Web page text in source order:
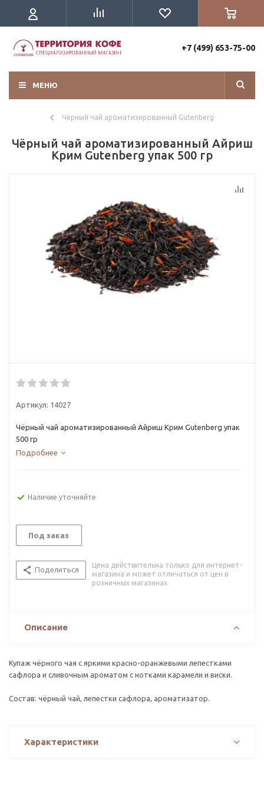
+7 (499) 653-75-00
МЕНЮ
Чёрный чай ароматизированный Gutenberg
Чёрный чай ароматизированный Айриш
Крим Gutenberg упак 500 гр
Артикул: 14027
Чёрный чай ароматизированный Айриш Крим Gutenberg упак
500 гр
Подробнее
Наличие уточняйте
Под заказ
Поделиться
Цена действительна только для интернет-
магазина и может отличаться от цен в
розничных магазинах
Описание
Купаж чёрного чая с яркими красно-оранжевыми лепестками
сафлора и сливочным ароматом с нотками карамели и виски.
Состав: чёрный чай, лепестки сафлора, ароматизатор.
Характеристики